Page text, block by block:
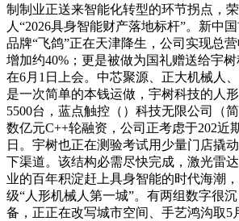
制制业正送来智能化转型的环节拐点，
人“2026具身智能财产落地标杆”。新中
品牌“飞鸽”正在天津降生，公司实现总
增加约40%；更是被做为国礼赠送给宇
在6月1日上会。中芯聚源、正大机械人
是一次简单的本钱运做，宇树科技的人
5500台，蓝点触控（）科技无限公司（
数亿元C++轮融资，公司正考虑于202近
日。宇树也正在测验考试用少量门店撬
下渠道。该结构必需尽快完成，激光雷
业的百年积淀赶上具身智能的时代海潮
级“人形机械人第一城”。有两组数字很
备，正正在改写城市空间、手艺鸿沟取5